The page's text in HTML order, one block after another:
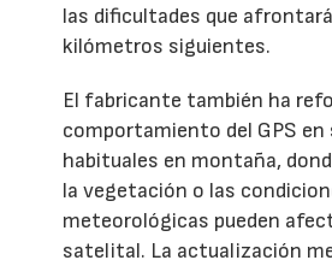
las dificultades que
kilómetros siguientes.
El fabricante también ha
comportamiento del GPS
habituales en montaña,
la vegetación o las
meteorológicas pueden
satelital. La actualización